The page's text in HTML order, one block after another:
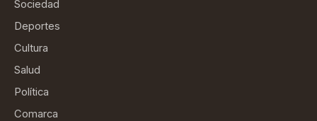
Sociedad
Deportes
Cultura
Salud
Política
Comarca